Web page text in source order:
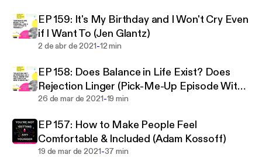
EP 159: It's My Birthday and I Won't Cry Even
if I Want To (Jen Glantz)
2 de abr de 2021-12 min
EP 158: Does Balance in Life Exist? Does
Rejection Linger (Pick-Me-Up Episode With
Jen Glantz)
26 de mar de 2021-19 min
EP 157: How to Make People Feel
Comfortable & Included (Adam Kossoff)
19 de mar de 2021-37 min